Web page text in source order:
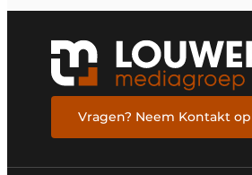
Vragen? Neem Kontakt op